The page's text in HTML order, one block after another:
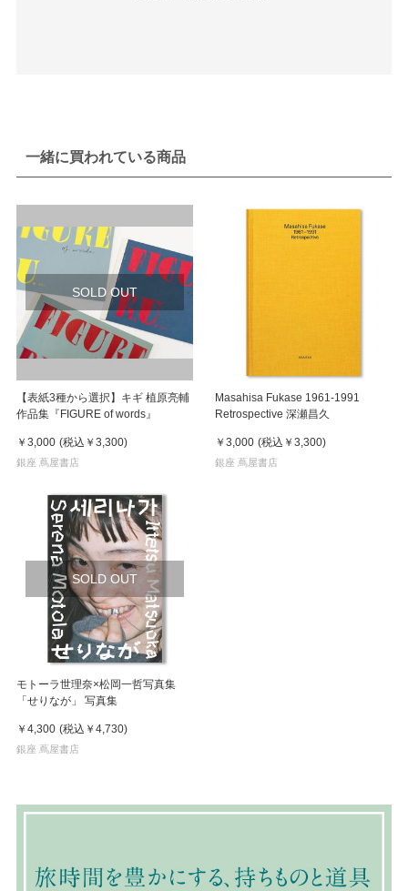
一緒に買われている商品
SOLD OUT
【表紙3種から選択】キギ 植原亮輔
作品集『FIGURE of words』
￥3,000 (税込 ￥3,300)
銀座 蔦屋書店
Masahisa Fukase 1961-1991
Retrospective 深瀬昌久
￥3,000 (税込 ￥3,300)
銀座 蔦屋書店
SOLD OUT
モトーラ世理奈×松岡一哲写真集
「せりなが」 写真集
￥4,300 (税込 ￥4,730)
銀座 蔦屋書店